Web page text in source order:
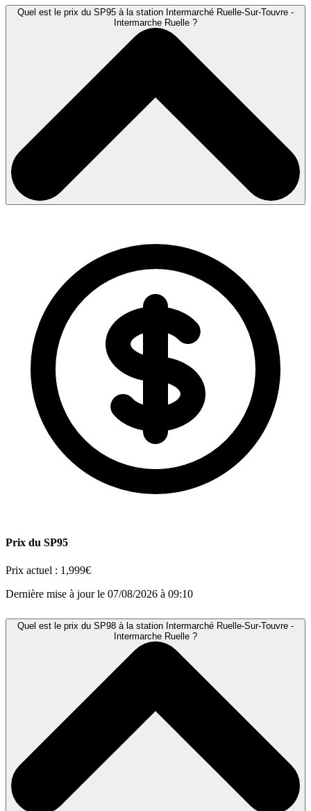
Quel est le prix du SP95 à la station Intermarché Ruelle-Sur-Touvre -
Intermarche Ruelle ?
Prix du SP95
Prix actuel : 1,999€
Dernière mise à jour le 07/08/2026 à 09:10
Quel est le prix du SP98 à la station Intermarché Ruelle-Sur-Touvre -
Intermarche Ruelle ?